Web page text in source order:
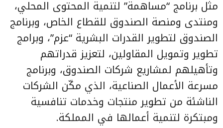
مثل برنامج “مساهمة” لتنمية المحتوى المحلي،
ومنتدى ومنصة الصندوق للقطاع الخاص، وبرنامج
الصندوق لتطوير القدرات البشرية “عزم”، وبرامج
تطوير وتمويل المقاولين، لتعزيز قدراتهم
وتأهيلهم لمشاريع شركات الصندوق، وبرنامج
مسرعة الأعمال الصناعية، الذي مكّن الشركات
الناشئة من تطوير منتجات وخدمات تنافسية
ومبتكرة لتنمية أعمالها في المملكة.